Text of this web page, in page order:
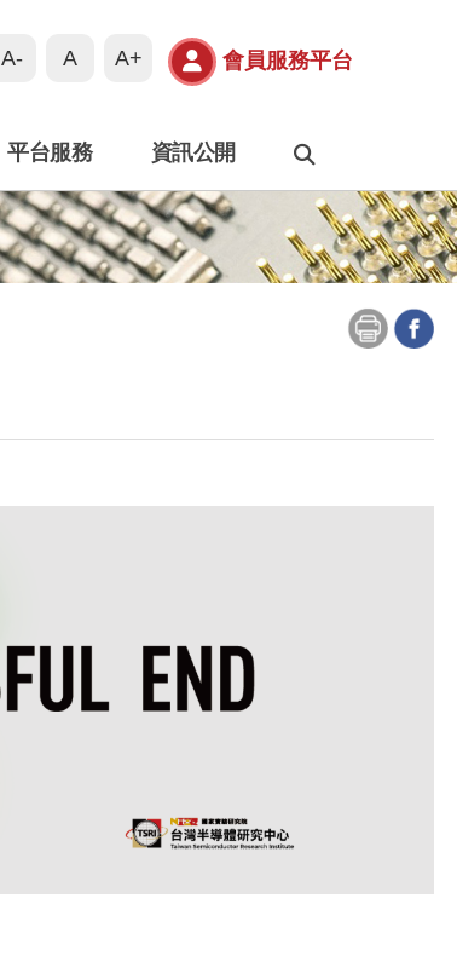
A- A A+ 會員服務平台
平台服務 資訊公開
搜尋